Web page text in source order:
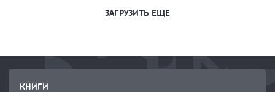
ЗАГРУЗИТЬ ЕЩЕ
КНИГИ